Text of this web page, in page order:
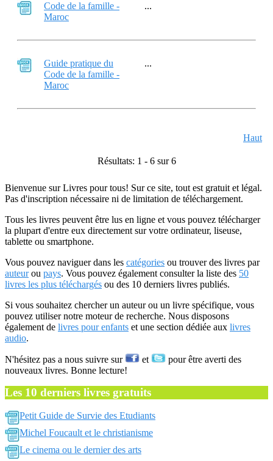
Code de la famille -
Maroc
...
Guide pratique du
Code de la famille -
Maroc
...
Haut
Résultats: 1 - 6 sur 6
Bienvenue sur Livres pour tous! Sur ce site, tout est gratuit et légal.
Pas d'inscription nécessaire ni de limitation de téléchargement.
Tous les livres peuvent être lus en ligne et vous pouvez télécharger
la plupart d'entre eux directement sur votre ordinateur, liseuse,
tablette ou smartphone.
Vous pouvez naviguer dans les catégories ou trouver des livres par
auteurou pays. Vous pouvez également consulter la liste des 50
livres les plus téléchargés ou des 10 derniers livres publiés.
Si vous souhaitez chercher un auteur ou un livre spécifique, vous
pouvez utiliser notre moteur de recherche. Nous disposons
également de livres pour enfants et une section dédiée aux livres
audio.
N'hésitez pas a nous suivre sur et
pour être averti des
nouveaux livres. Bonne lecture!
Les 10 derniers livres gratuits
Petit Guide de Survie des Etudiants
Michel Foucault et le christianisme
Le cinema ou le dernier des arts